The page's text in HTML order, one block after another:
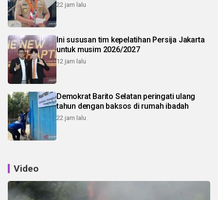
22 jam lalu
Ini sususan tim kepelatihan Persija Jakarta
untuk musim 2026/2027
12 jam lalu
Demokrat Barito Selatan peringati ulang
tahun dengan baksos di rumah ibadah
22 jam lalu
Video